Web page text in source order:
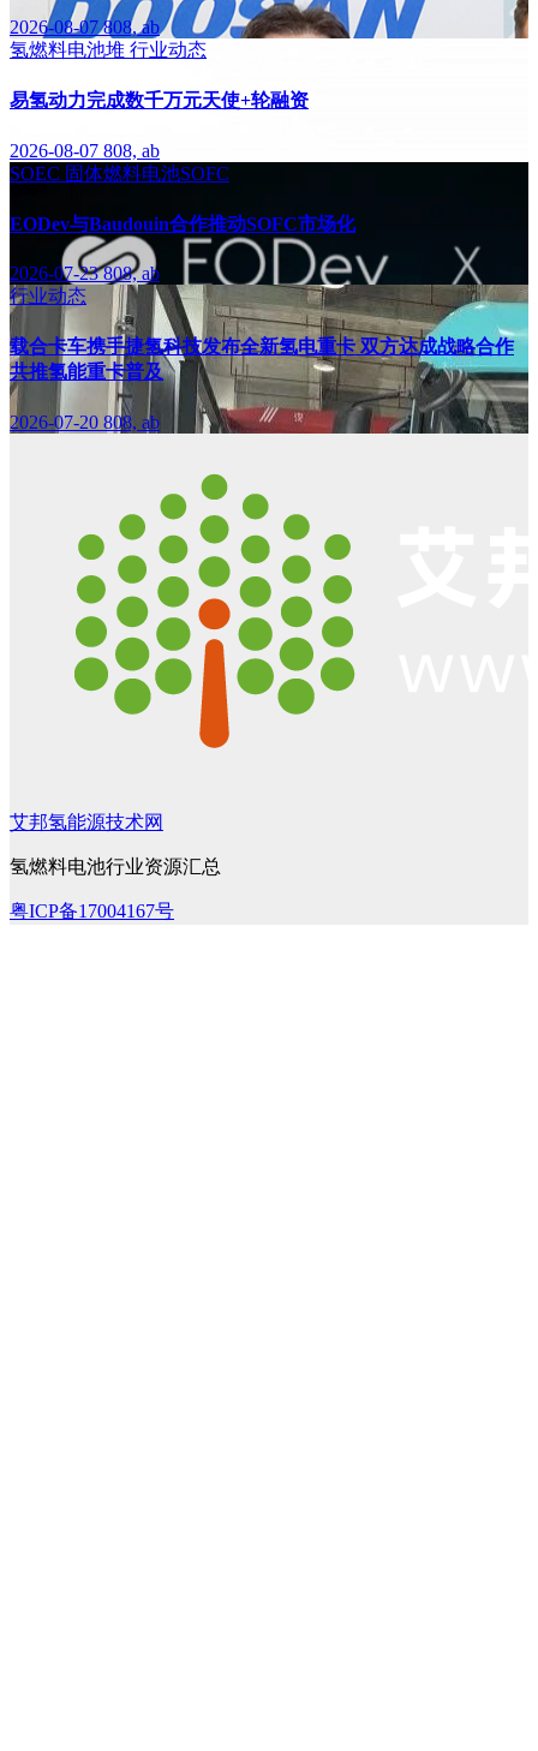
2026-08-07808, ab
氢燃料电池堆 行业动态
易氢动力完成数千万元天使+轮融资
2026-08-07 808, ab
SOEC 固体燃料电池SOFC
EODev与Baudouin合作推动SOFC市场化
2026-07-23808, ab
行业动态
载合卡车携手捷氢科技发布全新氢电重卡 双方达成战略合作
共推氢能重卡普及
2026-07-20 808, ab
艾邦氢能源技术网
氢燃料电池行业资源汇总
粤ICP备17004167号